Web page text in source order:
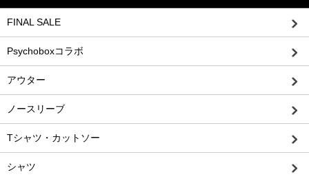
FINAL SALE
Psychoboxコラボ
アウター
ノースリーブ
Tシャツ・カットソー
シャツ